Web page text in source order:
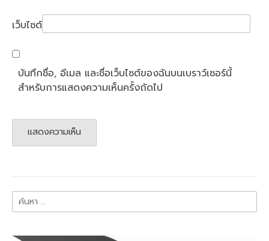
เว็บไซต์
บันทึกชื่อ, อีเมล และชื่อเว็บไซต์ของฉันบนเบราว์เซอร์นี้
สำหรับการแสดงความเห็นครั้งถัดไป
ค้นหา
สำหรับ: